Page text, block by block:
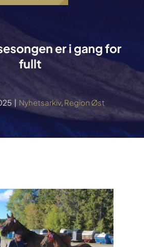
er i gang for
fullt
| Nyhetsarkiv, Region Øst